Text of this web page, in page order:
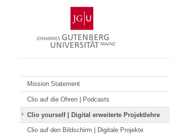
Gutenberg-
Universität
Mainz
Mission Statement
Clio auf die Ohren | Podcasts
Clio yourself | Digital erweiterte Projektlehre
Clio auf den Bildschirm | Digitale Projekte